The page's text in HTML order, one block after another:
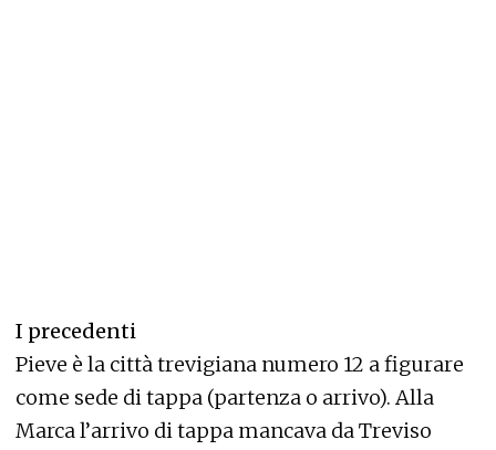
I precedenti
Pieve è la città trevigiana numero 12 a figurare
come sede di tappa (partenza o arrivo). Alla
Marca l’arrivo di tappa mancava da Treviso